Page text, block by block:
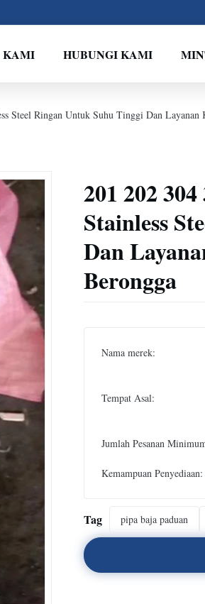
KAMI HUBUNGI KAMI
Steel Ringan Untuk Suhu Tinggi Dan
201 202
Stainless
Dan
Berongga
Nama merek:
Tempat Asal:
Jumlah Pesanan
Kemampuan Penyediaan:
Tag pipa baja paduan